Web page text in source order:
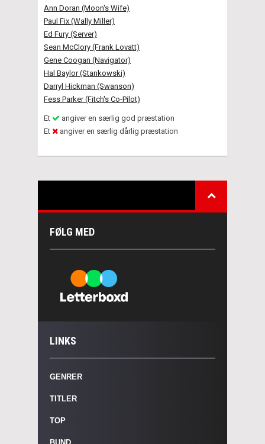
Ann Doran (Moon's Wife)
Paul Fix (Wally Miller)
Ed Fury (Server)
Sean McClory (Frank Lovatt)
Gene Coogan (Navigator)
Hal Baylor (Stankowski)
Darryl Hickman (Swanson)
Fess Parker (Fitch's Co-Pilot)
Et
angiver en særlig god præstation
Et
angiver en særlig dårlig præstation
FØLG MED
LINKS
GENRER
TITLER
TOP